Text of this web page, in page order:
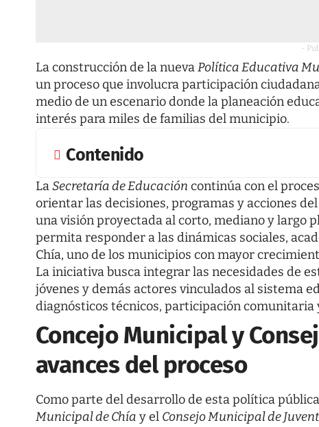
-
La construcción de la nuevaPolítica Educativa
un proceso que involucra participación
medio de un escenario donde la planeación
interés para miles de familias del municipio.
Contenido
LaSecretaría de Educación continúa con el
orientar las decisiones, programas y acciones
una visión proyectada al corto, mediano y largo
permita responder a las dinámicas sociales,
Chía, uno de los municipios con mayor
La iniciativa busca integrar las necesidades de
jóvenes y demás actores vinculados al sistema
diagnósticos técnicos, participación
Concejo Municipal y
avances del proceso
Como parte del desarrollo de esta política
Municipal de Chía y el Consejo Municipal de